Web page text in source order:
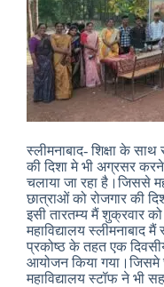
स्लीमनाबाद- शिक्षा के
की दिशा मे भी अग्रसर
चलाया जा रहा है।जिससे
छात्राओं को रोजगार की
इसी तारतम्य मैं शुक्रवार
महाविद्यालय स्लीमनाबाद मैं
प्रकोष्ठ के तहत एक
आयोजन किया गया।जिसमे
महाविद्यालय स्टॉफ ने भी